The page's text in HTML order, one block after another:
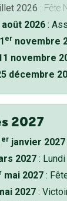
2026 : Fête
2026 :
er novembre
novembre
décembre
2027
er janvier 2027
2027 :
mai 2027 :
2027 :